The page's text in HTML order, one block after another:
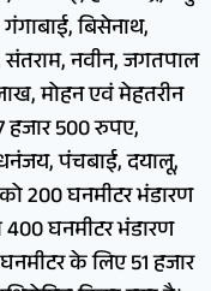
बिसेनाथ,
नवीन, जगतपाल
मोहन एवं मेहतरीन
हजार 500 रुपए,
पंचबाई, दयालू,
200 घनमीटर भंडारण
घनमीटर भंडारण
के लिए 51 हजार